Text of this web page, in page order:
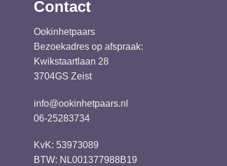
Contact
Ookinhetpaars
Bezoekadres op afspraak:
Kwikstaartlaan 28
3704GS Zeist
info@ookinhetpaars.nl
06-25283734
KvK: 53973089
BTW: NL001377988B19